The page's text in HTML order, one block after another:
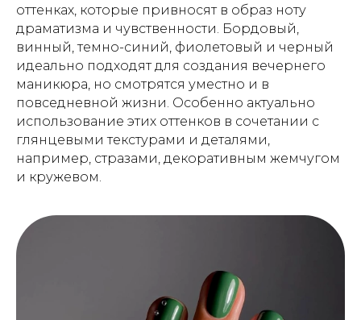
оттенках, которые привносят в образ ноту
драматизма и чувственности. Бордовый,
винный, темно-синий, фиолетовый и черный
идеально подходят для создания вечернего
маникюра, но смотрятся уместно и в
повседневной жизни. Особенно актуально
использование этих оттенков в сочетании с
глянцевыми текстурами и деталями,
например, стразами, декоративным жемчугом
и кружевом.